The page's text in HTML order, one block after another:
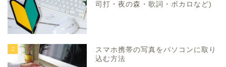
司打・夜の森・歌詞・ボカロなど)
2
スマホ携帯の写真をパソコンに取り
込む方法